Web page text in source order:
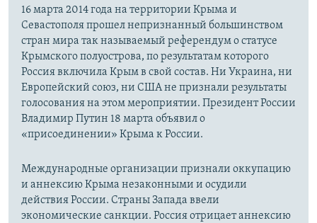
16 марта 2014 года на территории Крыма и
Севастополя прошел непризнанный большинством
стран мира так называемый референдум о статусе
Крымского полуострова, по результатам которого
Россия включила Крым в свой состав. Ни Украина, ни
Европейский союз, ни США не признали результаты
голосования на этом мероприятии. Президент России
Владимир Путин 18 марта объявил о
«присоединении» Крыма к России.
Международные организации признали оккупацию
и аннексию Крыма незаконными и осудили
действия России. Страны Запада ввели
экономические санкции. Россия отрицает аннексию